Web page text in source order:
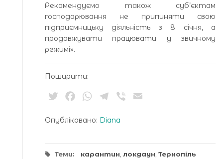
Рекомендуємо також суб’єктам
господарювання не припиняти свою
підприємницьку діяльність з 8 січня, а
продовжувати працювати у звичному
режимі».
Поширити:
TwitterFacebookWhatsApp
Telegram
Viber
Опубліковано: Diana
Теми: карантин локдаун Тернопіль